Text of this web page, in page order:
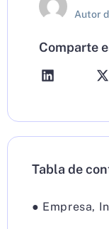
Autor
Comparte
Tabla de
● Empresa,